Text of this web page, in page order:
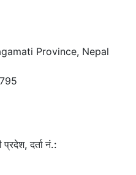
Province, Nepal
प्रदेश, दर्ता नं.: